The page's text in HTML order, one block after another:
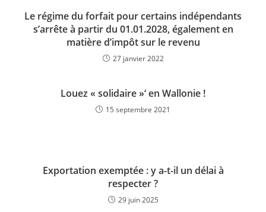
Le régime du forfait pour certains indépendants
s’arrête à partir du 01.01.2028, également en
matière d’impôt sur le revenu
27 janvier 2022
Louez « solidaire »‘ en Wallonie !
15 septembre 2021
Exportation exemptée : y a-t-il un délai à
respecter ?
29 juin 2025